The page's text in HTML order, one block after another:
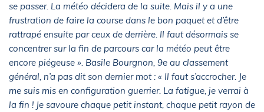
se passer. La météo décidera de la suite. Mais il y a une
frustration de faire la course dans le bon paquet et d’être
rattrapé ensuite par ceux de derrière. Il faut désormais se
concentrer sur la fin de parcours car la météo peut être
encore piégeuse ». Basile Bourgnon, 9e au classement
général, n’a pas dit son dernier mot : « Il faut s’accrocher. Je
me suis mis en configuration guerrier. La fatigue, je verrai à
la fin ! Je savoure chaque petit instant, chaque petit rayon de